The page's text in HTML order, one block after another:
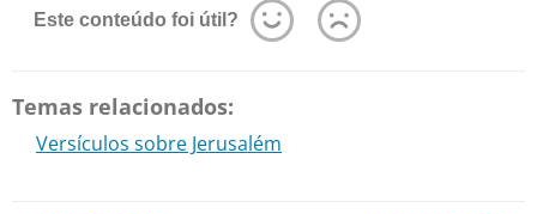
Este conteúdo foi útil?
Temas relacionados:
Versículos sobre Jerusalém